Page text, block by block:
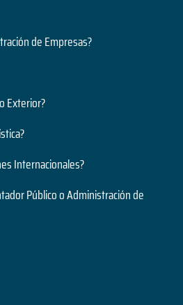
de Empresas?
Exterior?
Internacionales?
Público o Administración de